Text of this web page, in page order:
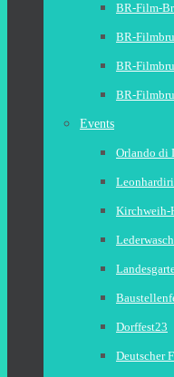
BR-Film-
BR-
BR-
BR-
Events
Orlando di
Kirchweih-
Dorffest23
Deutscher